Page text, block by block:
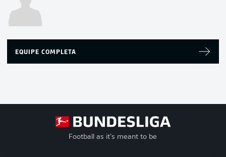
EQUIPE COMPLETA
Football as it’s meant to be